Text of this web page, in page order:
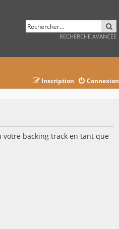
RECHERCHE AVANCÉE
Connexion
Inscription
backing track en tant que